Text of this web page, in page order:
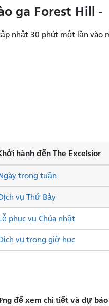
nào
ga Forest Hill -
nhật 30 phút một lần vào
hành đến The Excelsior
vụ Thứ Bảy
phục vụ Chúa nhật
trong tuần
vụ trong giờ học
để xem chi tiết và dự